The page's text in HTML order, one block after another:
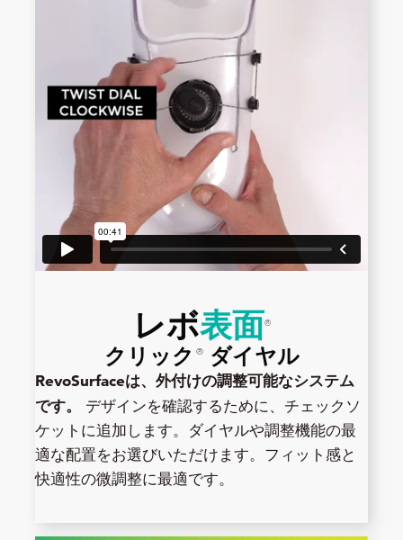
レボ表面®
クリック ®ダイヤル
RevoSurfaceは、外付けの調整可能なシステム
です。
デザインを確認するために、チェックソ
ケットに追加します。ダイヤルや調整機能の最
適な配置をお選びいただけます。フィット感と
快適性の微調整に最適です。